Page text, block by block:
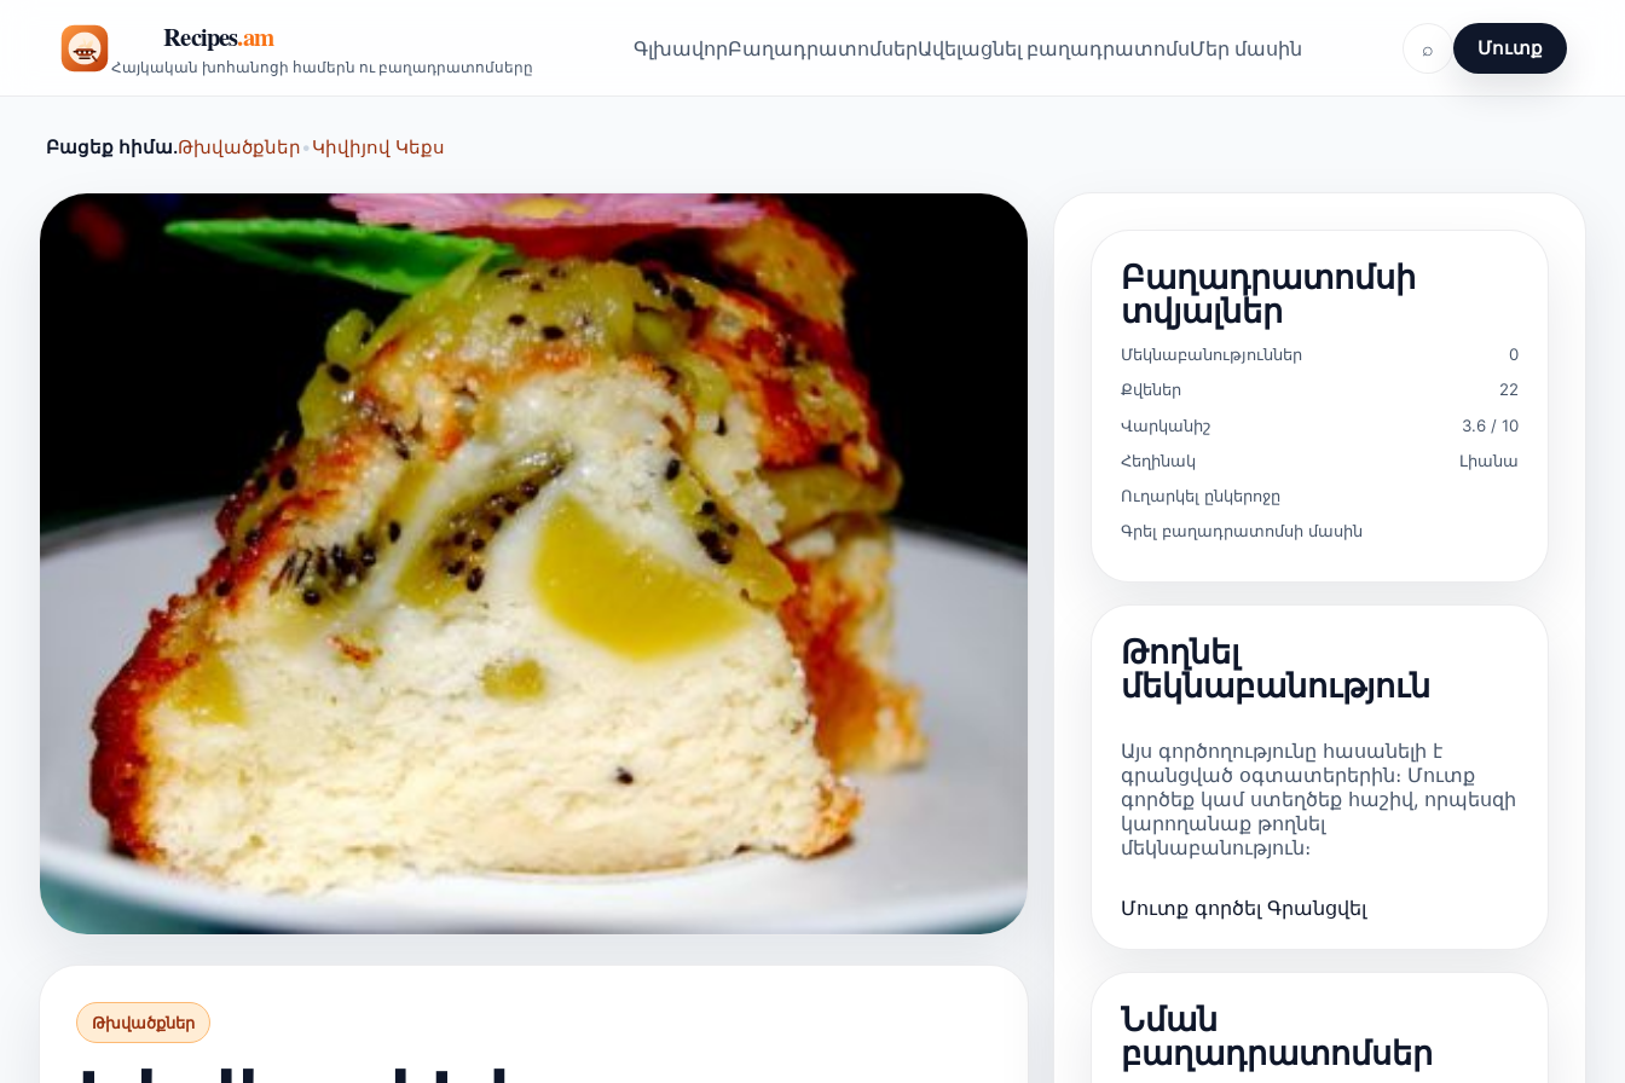
Հայկական խոհանոցի համերն ու բաղադրատոմսերը
ԳլխավորԲաղադրատոմսերԱվելացնել բաղադրատոմսՄեր մասին ⌕ Մուտք
Բացեք հիմա.Թխվածքներ•Կիվիյով Կեքս
Թխվածքներ
Բաղադրատոմսի
տվյալներ
Մեկնաբանություններ
0
Քվեներ
22
Վարկանիշ
3.6 / 10
Հեղինակ
Լիանա
Ուղարկել ընկերոջը
Գրել բաղադրատոմսի մասին
Թողնել
մեկնաբանություն
Այս գործողությունը հասանելի է
գրանցված օգտատերերին։ Մուտք
գործեք կամ ստեղծեք հաշիվ, որպեսզի
կարողանաք թողնել
մեկնաբանություն։
Մուտք գործել Գրանցվել
Նման
բաղադրատոմսեր